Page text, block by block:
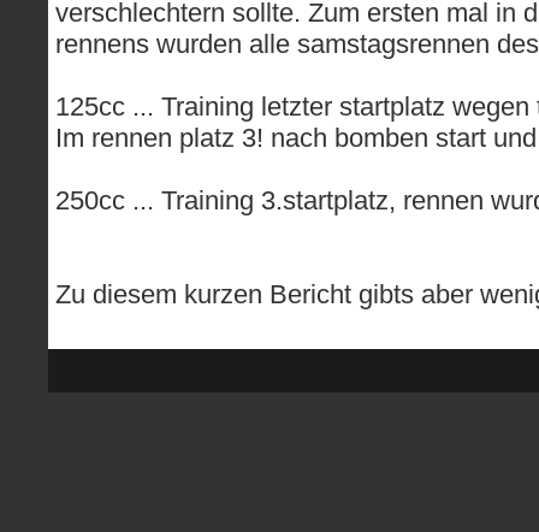
verschlechtern sollte. Zum ersten mal in
rennens wurden alle samstagsrennen
125cc ... Training letzter startplatz
Im rennen platz 3! nach bomben start
250cc ... Training 3.startplatz, rennen
Zu diesem kurzen Bericht gibts aber